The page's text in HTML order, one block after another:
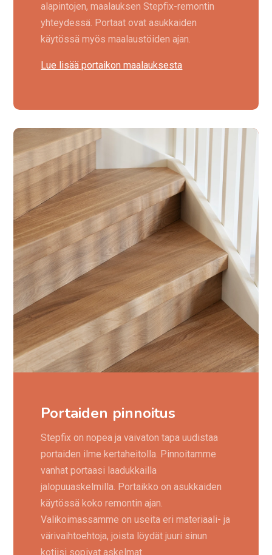
alapintojen, maalauksen Stepfix-remontin
yhteydessä. Portaat ovat asukkaiden
käytössä myös maalaustöiden ajan.
Lue lisää portaikon maalauksesta
Portaiden pinnoitus
Stepfix on nopea ja vaivaton tapa uudistaa
portaiden ilme kertaheitolla. Pinnoitamme
vanhat portaasi laadukkailla
jalopuuaskelmilla. Portaikko on asukkaiden
käytössä koko remontin ajan.
Valikoimassamme on useita eri materiaali- ja
värivaihtoehtoja, joista löydät juuri sinun
kotiisi sopivat askelmat.